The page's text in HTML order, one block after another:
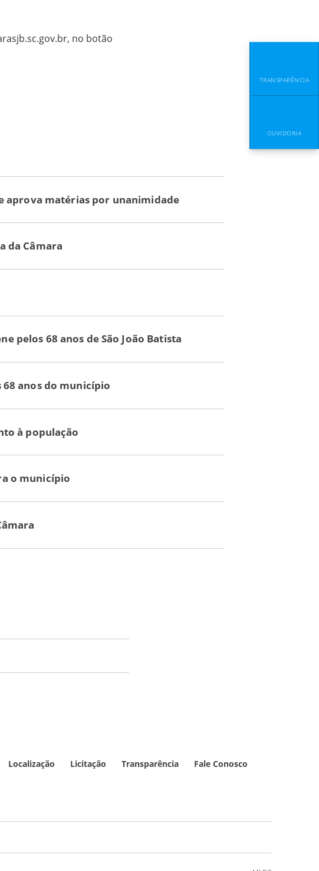
no botão
aprova matérias por unanimidade
da Câmara
pelos 68 anos de São João Batista
68 anos do município
à população
o município
Localização Licitação Transparência Fale Conosco
TRANSPARÊNCIA
OUVIDORIA